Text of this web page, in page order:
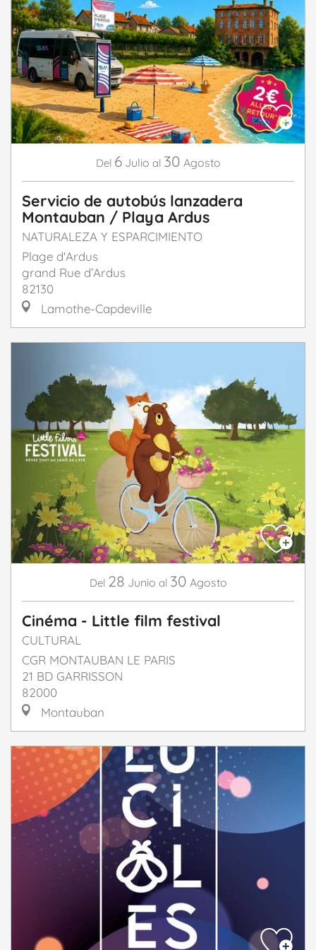
Del 6 Julio al 30 Agosto
Servicio de autobús lanzadera
Montauban / Playa Ardus
NATURALEZA Y ESPARCIMIENTO
Plage d'Ardus
grand Rue d’Ardus
82130
Lamothe-Capdeville
Del 28 Junio al 30 Agosto
Cinéma - Little film festival
CULTURAL
CGR MONTAUBAN LE PARIS
21 BD GARRISSON
82000
Montauban